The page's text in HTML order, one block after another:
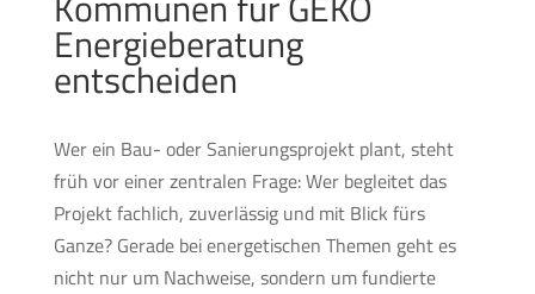
Energieberatung
entscheiden
Wer ein Bau- oder Sanierungsprojekt plant, steht
früh vor einer zentralen Frage: Wer begleitet das
Projekt fachlich, zuverlässig und mit Blick fürs
Ganze? Gerade bei energetischen Themen geht es
nicht nur um Nachweise, sondern um fundierte